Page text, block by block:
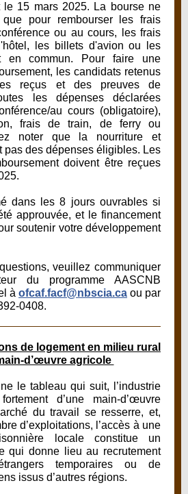
le 15 mars 2025. La bourse ne
pour rembourser les frais
ou au cours, les frais
les billets d'avion ou les
en commun. Pour faire une
les candidats retenus
reçus et des preuves de
les dépenses déclarées
au cours (obligatoire),
frais de train, de ferry ou
noter que la nourriture et
pas des dépenses éligibles. Les
doivent être reçues
dans les 8 jours ouvrables si
approuvée, et le financement
soutenir votre développement
veuillez communiquer
du programme AASCNB
à ofcaf.facf@nbscia.ca ou par
0408.
de logement en milieu rural
d’œuvre agricole
le tableau qui suit, l’industrie
d’une main-d’œuvre
du travail se resserre, et,
d’exploitations, l’accès à une
locale constitue un
qui donne lieu au recrutement
temporaires ou de
issus d’autres régions.